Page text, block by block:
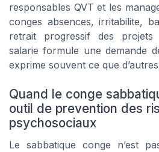
responsables QVT et les
conges absences, irritabilite,
retrait progressif des projets
salarie formule une demande
exprime souvent ce que
Quand le conge
outil de prevention des
psychosociaux
Le sabbatique conge n’est